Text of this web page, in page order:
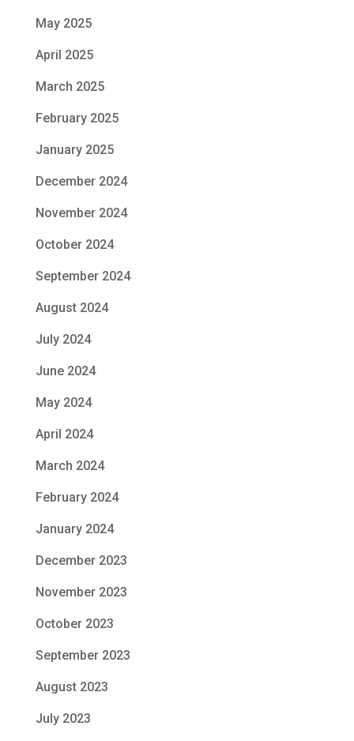
May 2025
April 2025
March 2025
February 2025
January 2025
December 2024
November 2024
October 2024
September 2024
August 2024
July 2024
June 2024
May 2024
April 2024
March 2024
February 2024
January 2024
December 2023
November 2023
October 2023
September 2023
August 2023
July 2023